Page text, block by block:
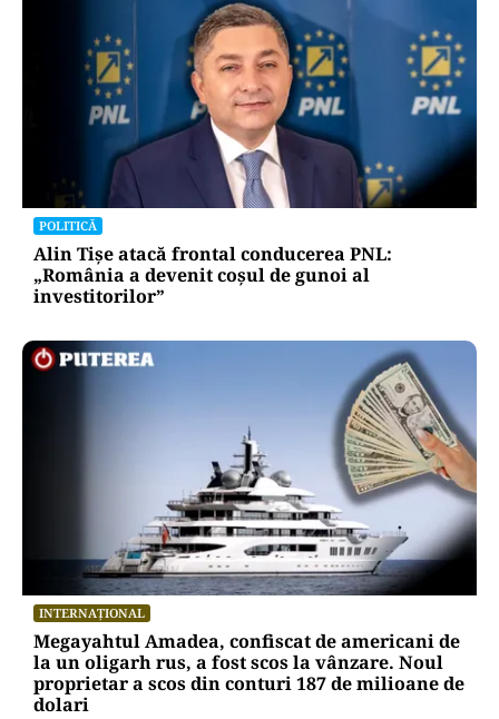
POLITICĂ
Alin Tișe atacă frontal conducerea PNL:
„România a devenit coșul de gunoi al
investitorilor”
INTERNAȚIONAL
Megayahtul Amadea, confiscat de americani de
la un oligarh rus, a fost scos la vânzare. Noul
proprietar a scos din conturi 187 de milioane de
dolari